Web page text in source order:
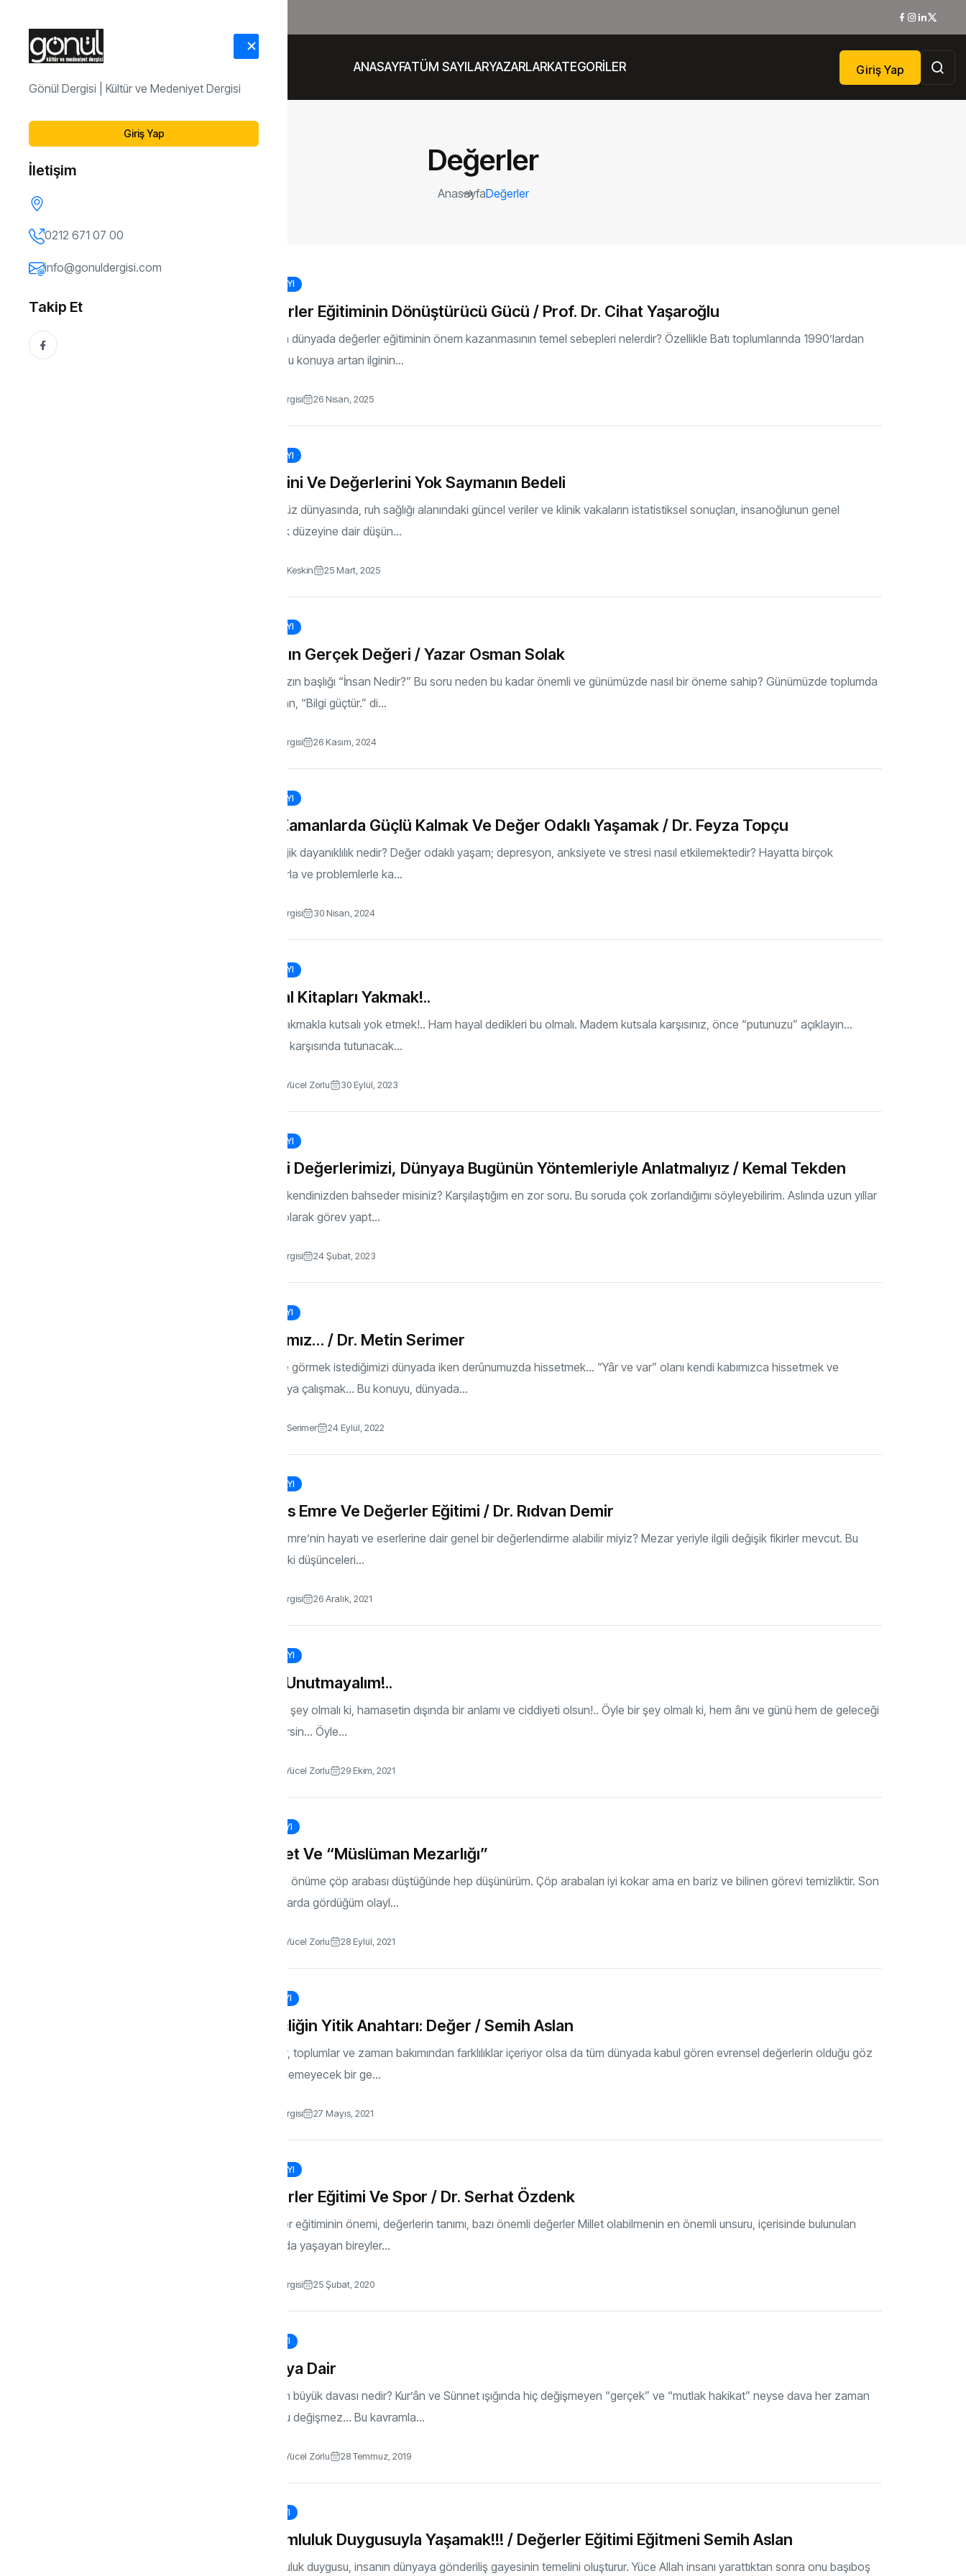
ANASAYFATÜM SAYILARYAZARLARKATEGORİLER
Giriş Yap
Gönül Dergisi | Kültür ve Medeniyet Dergisi
Giriş Yap
İletişim
0212 671 07 00
info@gonuldergisi.com
Takip Et
Değerler
AnasayfaDeğerler
164. SAYI
Değerler Eğitiminin Dönüştürücü Gücü / Prof. Dr. Cihat Yaşaroğlu
Modern dünyada değerler eğitiminin önem kazanmasının temel sebepleri nelerdir? Özellikle Batı toplumlarında 1990’lardan
sonra bu konuya artan ilginin...
Gönül Dergisi 26 Nisan, 2025
163. SAYI
Kendini Ve Değerlerini Yok Saymanın Bedeli
Günümüz dünyasında, ruh sağlığı alanındaki güncel veriler ve klinik vakaların istatistiksel sonuçları, insanoğlunun genel
mutluluk düzeyine dair düşün...
Yasemin Keskin 25 Mart, 2025
159. SAYI
İnsanın Gerçek Değeri / Yazar Osman Solak
Kitabınızın başlığı “İnsan Nedir?” Bu soru neden bu kadar önemli ve günümüzde nasıl bir öneme sahip? Günümüzde toplumda
kullanılan, “Bilgi güçtür.” di...
Gönül Dergisi 26 Kasım, 2024
152. SAYI
Zor Zamanlarda Güçlü Kalmak Ve Değer Odaklı Yaşamak / Dr. Feyza Topçu
Psikolojik dayanıklılık nedir? Değer odaklı yaşam; depresyon, anksiyete ve stresi nasıl etkilemektedir? Hayatta birçok
sıkıntılarla ve problemlerle ka...
Gönül Dergisi 30 Nisan, 2024
145. SAYI
Kutsal Kitapları Yakmak!..
Kitap yakmakla kutsalı yok etmek!.. Ham hayal dedikleri bu olmalı. Madem kutsala karşısınız, önce “putunuzu” açıklayın…
İslam’ın karşısında tutunacak...
Dr. Alper Yücel Zorlu 30 Eylül, 2023
138. SAYI
Kendi Değerlerimizi, Dünyaya Bugünün Yöntemleriyle Anlatmalıyız / Kemal Tekden
Kısaca kendinizden bahseder misiniz? Karşılaştığım en zor soru. Bu soruda çok zorlandığımı söyleyebilirim. Aslında uzun yıllar
hekim olarak görev yapt...
Gönül Dergisi 24 Şubat, 2023
133. SAYI
Davamız… / Dr. Metin Serimer
Ahirette görmek istediğimizi dünyada iken derûnumuzda hissetmek… “Yâr ve var” olanı kendi kabımızca hissetmek ve
anlamaya çalışmak… Bu konuyu, dünyada...
Dr. Metin Serimer 24 Eylül, 2022
124. SAYI
Yunus Emre Ve Değerler Eğitimi / Dr. Rıdvan Demir
Yunus Emre’nin hayatı ve eserlerine dair genel bir değerlendirme alabilir miyiz? Mezar yeriyle ilgili değişik fikirler mevcut. Bu
konudaki düşünceleri...
Gönül Dergisi 26 Aralık, 2021
122. SAYI
Neyi Unutmayalım!..
Öyle bir şey olmalı ki, hamasetin dışında bir anlamı ve ciddiyeti olsun!.. Öyle bir şey olmalı ki, hem ânı ve günü hem de geleceği
ilgilendirsin… Öyle...
Dr. Alper Yücel Zorlu 29 Ekim, 2021
121. SAYI
Aidiyet Ve “Müslüman Mezarlığı”
Trafikte önüme çöp arabası düştüğünde hep düşünürüm. Çöp arabaları iyi kokar ama en bariz ve bilinen görevi temizliktir. Son
zamanlarda gördüğüm olayl...
Dr. Alper Yücel Zorlu 28 Eylül, 2021
117. SAYI
Gençliğin Yitik Anahtarı: Değer / Semih Aslan
Kültürler, toplumlar ve zaman bakımından farklılıklar içeriyor olsa da tüm dünyada kabul gören evrensel değerlerin olduğu göz
ardı edilemeyecek bir ge...
Gönül Dergisi 27 Mayıs, 2021
102. SAYI
Değerler Eğitimi Ve Spor / Dr. Serhat Özdenk
Değerler eğitiminin önemi, değerlerin tanımı, bazı önemli değerler Millet olabilmenin en önemli unsuru, içerisinde bulunulan
toplumda yaşayan bireyler...
Gönül Dergisi 25 Şubat, 2020
95. SAYI
Davaya Dair
Asrın en büyük davası nedir? Kur’ân ve Sünnet ışığında hiç değişmeyen “gerçek” ve “mutlak hakikat” neyse dava her zaman
odur. Bu değişmez… Bu kavramla...
Dr. Alper Yücel Zorlu 28 Temmuz, 2019
95. SAYI
Sorumluluk Duygusuyla Yaşamak!!! / Değerler Eğitimi Eğitmeni Semih Aslan
Sorumluluk duygusu, insanın dünyaya gönderiliş gayesinin temelini oluşturur. Yüce Allah insanı yarattıktan sonra onu başıboş